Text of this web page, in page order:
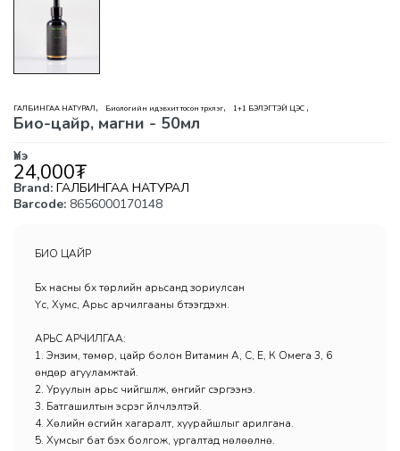
ГАЛБИНГАА НАТУРАЛ, Биологийн идэвхит тосон түрхлэг, 1+1 БЭЛЭГТЭЙ ЦЭС ,
Био-цайр, магни - 50мл
Үнэ
24,000₮
Brand: ГАЛБИНГАА НАТУРАЛ
Barcode: 8656000170148
БИО ЦАЙР
Бүх насны бүх төрлийн арьсанд зориулсан
Үс, Хумс, Арьс арчилгааны бүтээгдэхүүн.
АРЬС АРЧИЛГАА:
1. Энзим, төмөр, цайр болон Витамин А, С, Е, К Омега 3, 6
өндөр агууламжтай.
2. Уруулын арьс чийгшүүлж, өнгийг сэргээнэ.
3. Батгашилтын эсрэг үйлчлэлтэй.
4. Хөлийн өсгийн хагаралт, хуурайшлыг арилгана.
5. Хумсыг бат бэх болгож, ургалтад нөлөөлнө.